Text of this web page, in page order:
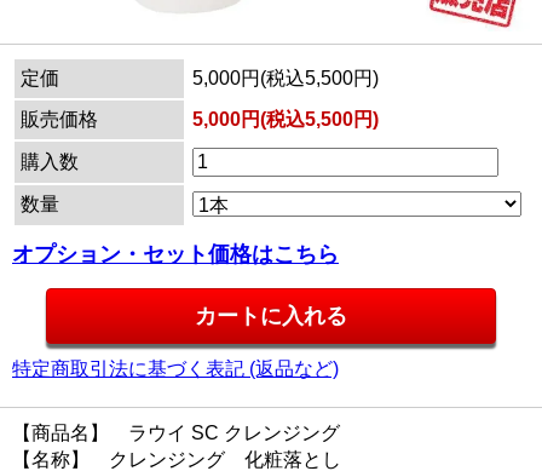
定価
5,000円(税込5,500円)
販売価格
5,000円(税込5,500円)
購入数
数量
オプション・セット価格はこちら
特定商取引法に基づく表記 (返品など)
【商品名】 ラウイ SC クレンジング
【名称】 クレンジング 化粧落とし